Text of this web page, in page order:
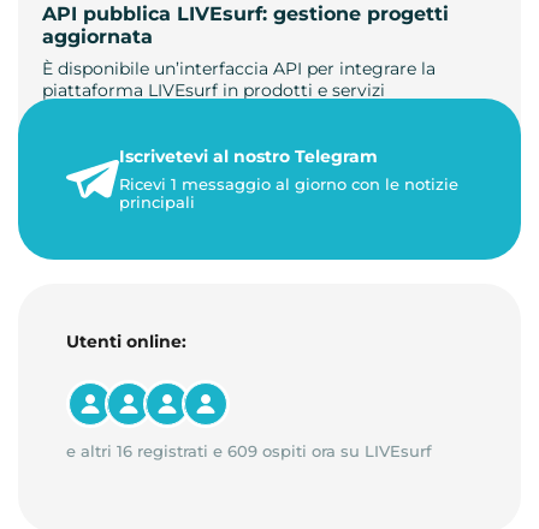
API pubblica LIVEsurf: gestione progetti
aggiornata
È disponibile un’interfaccia API per integrare la
piattaforma LIVEsurf in prodotti e servizi
23 maggio 2026
1 minuto di lettura
Iscrivetevi al nostro Telegram
Ricevi 1 messaggio al giorno con le notizie
principali
Utenti online:
e altri 16 registrati e 609 ospiti ora su LIVEsurf